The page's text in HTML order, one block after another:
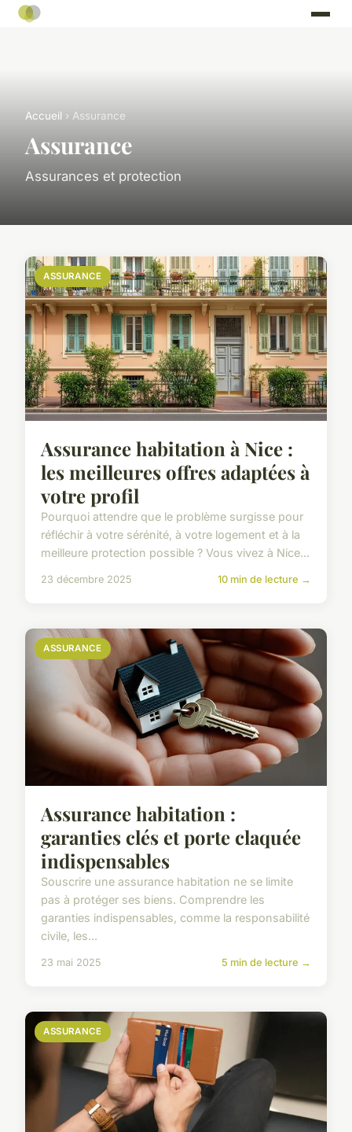
Accueil › Assurance
Assurance
Assurances et protection
ASSURANCE
Assurance habitation à Nice :
les meilleures offres adaptées à
votre profil
Pourquoi attendre que le problème surgisse pour
réfléchir à votre sérénité, à votre logement et à la
meilleure protection possible ? Vous vivez à Nice...
23 décembre 2025 10 min de lecture →
ASSURANCE
Assurance habitation :
garanties clés et porte claquée
indispensables
Souscrire une assurance habitation ne se limite
pas à protéger ses biens. Comprendre les
garanties indispensables, comme la responsabilité
civile, les...
23 mai 2025 5 min de lecture →
ASSURANCE